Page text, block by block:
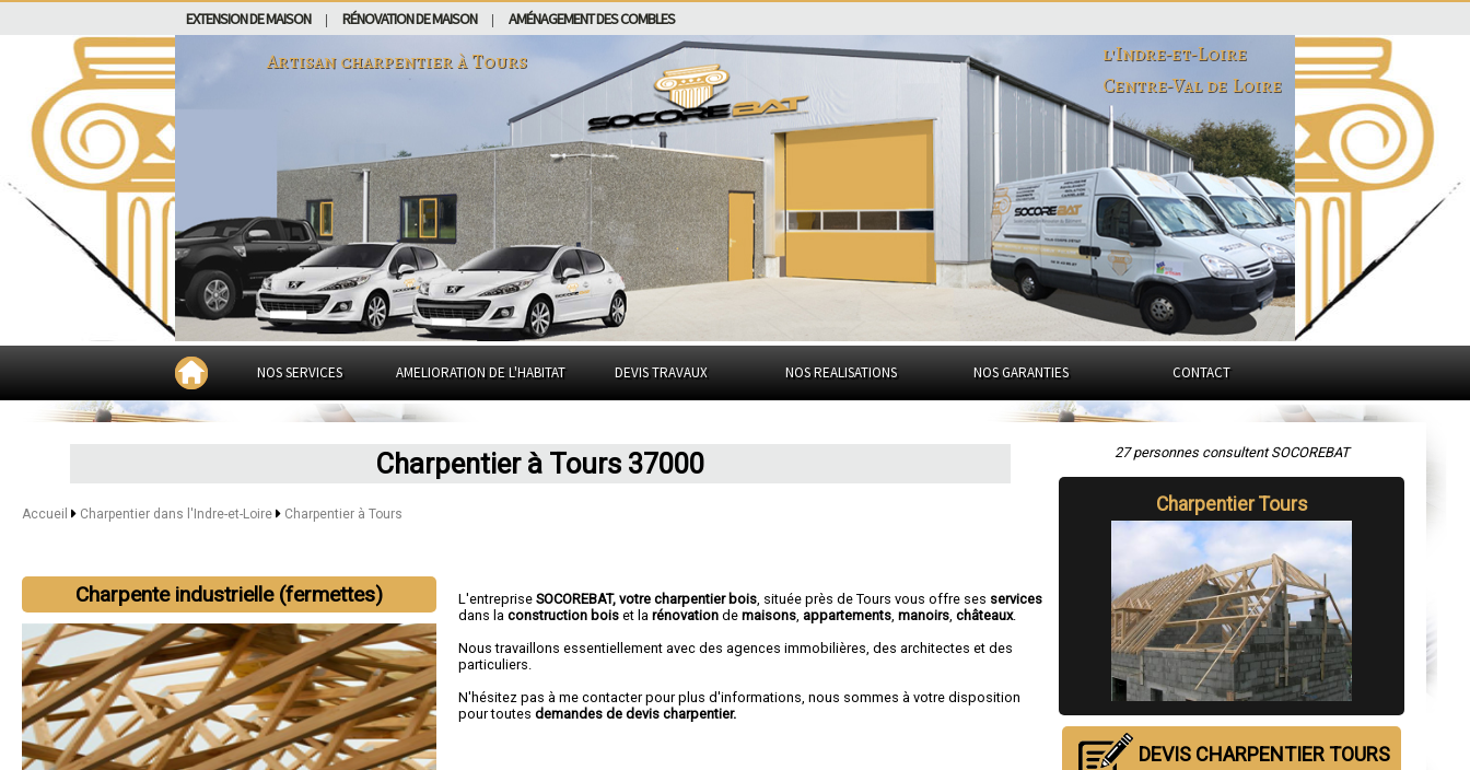
EXTENSION DE MAISON RÉNOVATION DE MAISON AMÉNAGEMENT DES COMBLES
Artisan charpentier àTours
l'Indre-et-Loire
Centre-Val de Loire
NOS SERVICES AMELIORATION DE L'HABITAT DEVIS TRAVAUX NOS REALISATIONS NOS GARANTIES CONTACT
Charpentier à Tours 37000
Accueil Charpentier dans l'Indre-et-Loire Charpentier à Tours
Charpente industrielle (fermettes) L'entrepriseSOCOREBAT, votre charpentier bois , située près de Tours vous offre ses services
dans laconstruction bois et larénovation demaisons appartements ,manoirs ,châteaux.
Nous travaillons essentiellement avec des agences immobilières, des architectes et des
particuliers.
N'hésitez pas à me contacter pour plus d'informations, nous sommes à votre disposition
pour toutesdemandes de devis charpentier.
27 personnes consultent SOCOREBAT
Charpentier Tours
DEVIS CHARPENTIER TOURS